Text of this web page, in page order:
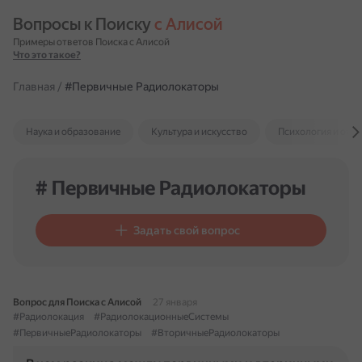
Вопросы к Поиску с Алисой
Примеры ответов Поиска с Алисой
Что это такое?
Главная / #Первичные Радиолокаторы
Наука и образование Культура и искусство Психология и
# Первичные Радиолокаторы
Задать свой вопрос
Вопрос для Поиска с Алисой
27 января
#Радиолокация
#РадиолокационныеСистемы
#ПервичныеРадиолокаторы
#ВторичныеРадиолокаторы